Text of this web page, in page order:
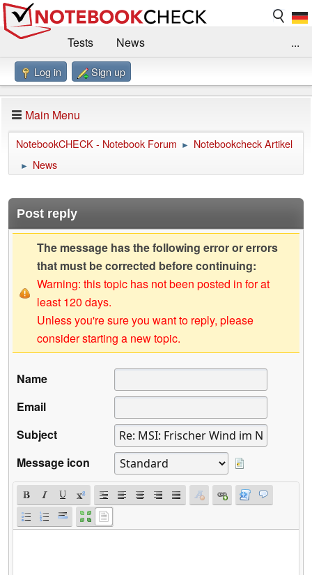
Tests
News
Benchmarks / Technik
Forum
Impressum
...
Log in Sign up
Main Menu
NotebookCHECK - Notebook Forum ► Notebookcheck Artikel
► News
Post reply
The message has the following error or errors
that must be corrected before continuing:
Warning: this topic has not been posted in for at
least 120 days.
Unless you're sure you want to reply, please
consider starting a new topic.
Name
Email
Subject
Message icon